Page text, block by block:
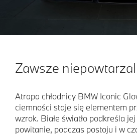
Zawsze
Atrapa chłodnicy BMW Iconic
ciemności staje się elementem
wzrok. Białe światło podkreśla
powitanie, podczas postoju i w